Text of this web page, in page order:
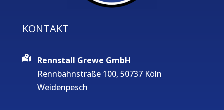
KONTAKT
Rennstall Grewe GmbH
Rennbahnstraße 100, 50737 Köln
Weidenpesch